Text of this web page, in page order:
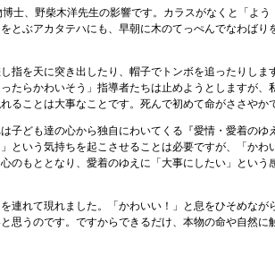
、野柴木洋先生の影響です。カラスがなくと「よ
ぶアカタテハにも、早朝に木のてっぺんでなわば
を天に突き出したり、帽子でトンボを追ったりし
たらかわいそう」指導者たちは止めようとしますが
ことは大事なことです。死んで初めて命がささやか
ども達の心から独自にわいてくる『愛情・愛着のゆ
いう気持ちを起こさせることは必要ですが、「か
もととなり、愛着のゆえに「大事にしたい」とい
れて現れました。「かわいい！」と息をひそめな
うのです。ですからできるだけ、本物の命や自然に